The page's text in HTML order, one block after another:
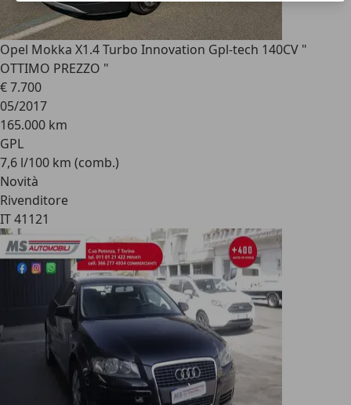
Opel Mokka X1.4 Turbo Innovation Gpl-tech 140CV "
OTTIMO PREZZO "
€ 7.700
05/2017
165.000 km
GPL
7,6 l/100 km (comb.)
Novità
Rivenditore
IT 41121